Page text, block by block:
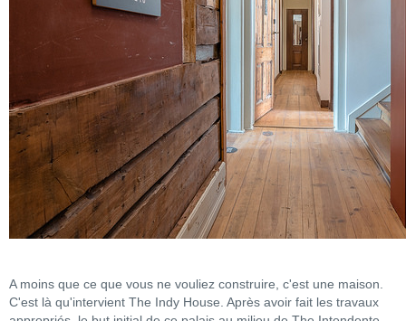
A moins que ce que vous ne vouliez construire, c'est une maison.
C'est là qu'intervient The Indy House. Après avoir fait les travaux